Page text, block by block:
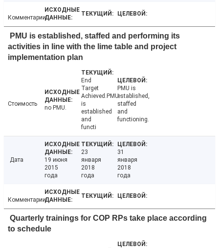
Комментарии
PMU is established, staffed and performing its
activities in line with the lime table and project
implementation plan
Стоимость
no PMU.
End
Target
Achieved.PMU
is
established
and
functi
PMU is
established,
staffed
and
functioning.
Дата
19 июня
2015
года
23
января
2018
года
31
января
2018
года
Комментарии
Quarterly trainings for COP RPs take place according
to schedule